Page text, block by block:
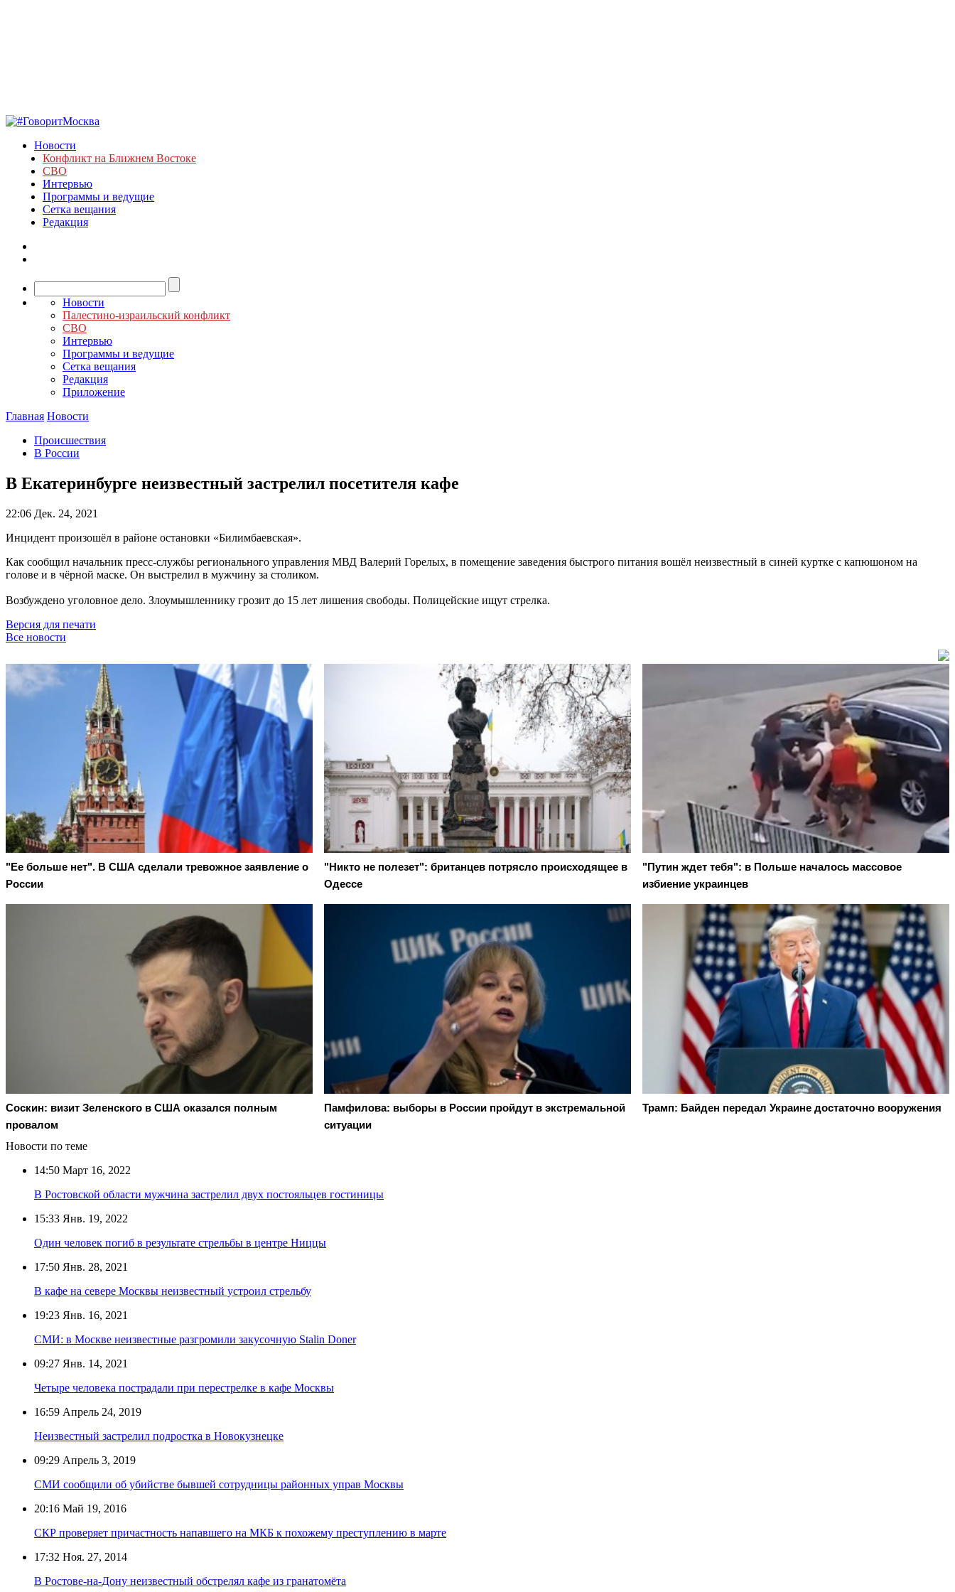
Новости
Конфликт на Ближнем Востоке
СВО
Интервью
Программы и ведущие
Сетка вещания
Редакция
Новости
Палестино-израильский конфликт
СВО
Интервью
Программы и ведущие
Сетка вещания
Редакция
Приложение
Главная Новости
Происшествия
В России
В Екатеринбурге неизвестный застрелил посетителя кафе
22:06 Дек. 24, 2021
Инцидент произошёл в районе остановки «Билимбаевская».
Как сообщил начальник пресс-службы регионального управления МВД Валерий Горелых, в помещение заведения быстрого питания вошёл неизвестный в синей куртке с капюшоном на
голове и в чёрной маске. Он выстрелил в мужчину за столиком.
Возбуждено уголовное дело. Злоумышленнику грозит до 15 лет лишения свободы. Полицейские ищут стрелка.
Версия для печати
Все новости
"Ее больше нет". В США сделали тревожное заявление о
России
"Никто не полезет": британцев потрясло происходящее в
Одессе
"Путин ждет тебя": в Польше началось массовое
избиение украинцев
Соскин: визит Зеленского в США оказался полным
провалом
Памфилова: выборы в России пройдут в экстремальной
ситуации
Трамп: Байден передал Украине достаточно вооружения
Новости по теме
14:50 Март 16, 2022
В Ростовской области мужчина застрелил двух постояльцев гостиницы
15:33 Янв. 19, 2022
Один человек погиб в результате стрельбы в центре Ниццы
17:50 Янв. 28, 2021
В кафе на севере Москвы неизвестный устроил стрельбу
19:23 Янв. 16, 2021
СМИ: в Москве неизвестные разгромили закусочную Stalin Doner
09:27 Янв. 14, 2021
Четыре человека пострадали при перестрелке в кафе Москвы
16:59 Апрель 24, 2019
Неизвестный застрелил подростка в Новокузнецке
09:29 Апрель 3, 2019
СМИ сообщили об убийстве бывшей сотрудницы районных управ Москвы
20:16 Май 19, 2016
СКР проверяет причастность напавшего на МКБ к похожему преступлению в марте
17:32 Ноя. 27, 2014
В Ростове-на-Дону неизвестный обстрелял кафе из гранатомёта